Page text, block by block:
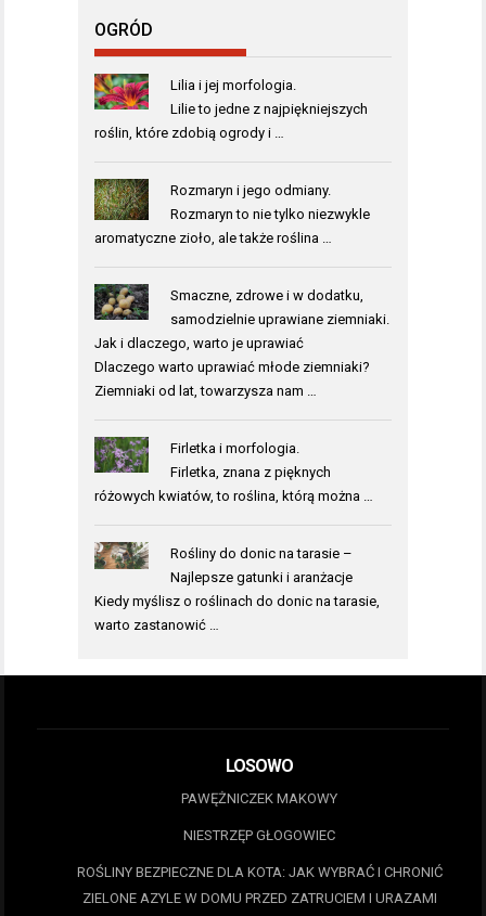
OGRÓD
Lilia i jej morfologia.
Lilie to jedne z najpiękniejszych
roślin, które zdobią ogrody i …
Rozmaryn i jego odmiany.
Rozmaryn to nie tylko niezwykle
aromatyczne zioło, ale także roślina …
Smaczne, zdrowe i w dodatku,
samodzielnie uprawiane ziemniaki.
Jak i dlaczego, warto je uprawiać
Dlaczego warto uprawiać młode ziemniaki?
Ziemniaki od lat, towarzysza nam …
Firletka i morfologia.
Firletka, znana z pięknych
różowych kwiatów, to roślina, którą można …
Rośliny do donic na tarasie –
Najlepsze gatunki i aranżacje
Kiedy myślisz o roślinach do donic na tarasie,
warto zastanowić …
LOSOWO
PAWĘŻNICZEK MAKOWY
NIESTRZĘP GŁOGOWIEC
ROŚLINY BEZPIECZNE DLA KOTA: JAK WYBRAĆ I CHRONIĆ
ZIELONE AZYLE W DOMU PRZED ZATRUCIEM I URAZAMI